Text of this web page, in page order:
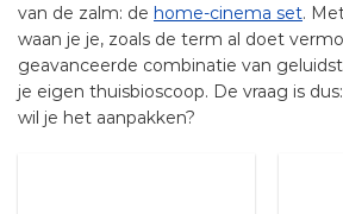
van de zalm: de home-cinema set.
waan je je, zoals de term al doet
geavanceerde combinatie van
je eigen thuisbioscoop. De vraag is
wil je het aanpakken?